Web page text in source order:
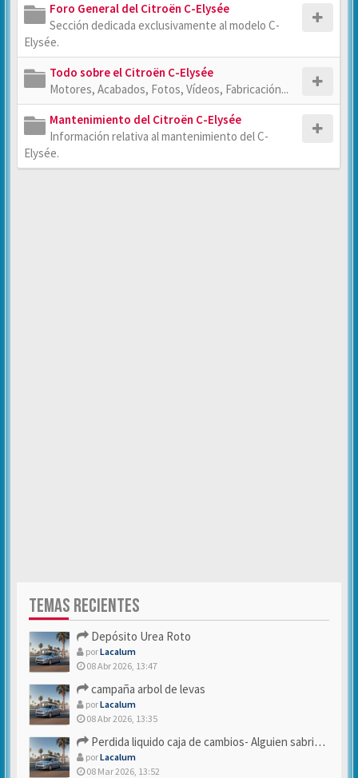
Foro General del Citroën C-Elysée
Sección dedicada exclusivamente al modelo C-
Elysée.
Todo sobre el Citroën C-Elysée
Motores, Acabados, Fotos, Vídeos, Fabricación...
Mantenimiento del Citroën C-Elysée
Información relativa al mantenimiento del C-
Elysée.
TEMAS RECIENTES
Depósito Urea Roto
porLacalum
08 Abr 2026, 13:47
campaña arbol de levas
porLacalum
08 Abr 2026, 13:35
Perdida liquido caja de cambios- Alguien sabria decirme
porLacalum
08 Mar 2026, 13:52